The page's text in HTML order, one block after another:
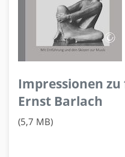
Impressionen
Ernst Barlach
(5,7 MB)